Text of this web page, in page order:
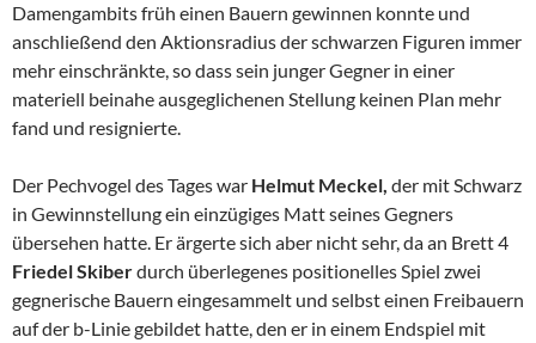
Damengambits früh einen Bauern gewinnen konnte und
anschließend den Aktionsradius der schwarzen Figuren immer
mehr einschränkte, so dass sein junger Gegner in einer
materiell beinahe ausgeglichenen Stellung keinen Plan mehr
fand und resignierte.
Der Pechvogel des Tages war Helmut Meckel, der mit Schwarz
in Gewinnstellung ein einzügiges Matt seines Gegners
übersehen hatte. Er ärgerte sich aber nicht sehr, da an Brett 4
Friedel Skiberdurch überlegenes positionelles Spiel zwei
gegnerische Bauern eingesammelt und selbst einen Freibauern
auf der b-Linie gebildet hatte, den er in einem Endspiel mit